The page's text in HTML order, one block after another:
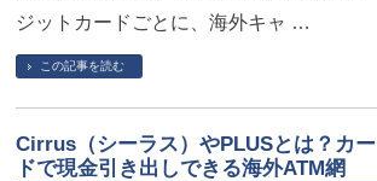
ジットカードごとに、海外キャ …
この記事を読む
Cirrus（シーラス）やPLUSとは？カー
ドで現金引き出しできる海外ATM網